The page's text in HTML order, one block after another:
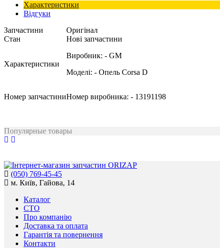
Характеристики
Відгуки
Запчастини
Оригінал
Стан
Нові запчастини
Характеристики
Виробник: - GM
Моделі: - Опель Corsa D
Номер запчастиниНомер виробника: - 13191198
Популярные товары
(050) 769-45-45
м. Київ, Гайова, 14
Каталог
СТО
Про компанію
Доставка та оплата
Гарантія та повернення
Контакти